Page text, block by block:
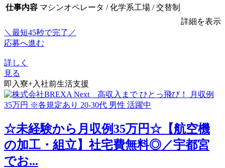
仕事内容 マシンオペレータ / 化学系工場 / 交替制
詳細を表示
＼最短45秒で完了／
応募へ進む
詳しく
見る
即入寮+入社前生活支援
☆未経験から月収例35万円☆【航空機
の加工・組立】社宅費無料◎／宇都宮
でお...